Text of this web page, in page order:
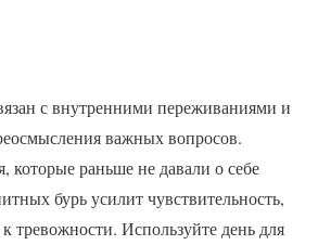
с внутренними переживаниями и
важных вопросов.
раньше не давали о себе
бурь усилит чувствительность,
тревожности. Используйте день для